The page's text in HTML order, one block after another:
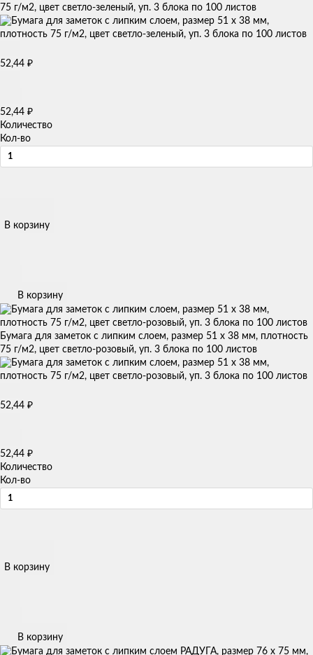
75 г/м2, цвет светло-зеленый, уп. 3 блока по 100 листов
52,44 ₽
52,44 ₽
Количество
Кол-во
В корзину
В корзину
Бумага для заметок с липким слоем, размер 51 х 38 мм, плотность
75 г/м2, цвет светло-розовый, уп. 3 блока по 100 листов
52,44 ₽
52,44 ₽
Количество
Кол-во
В корзину
В корзину